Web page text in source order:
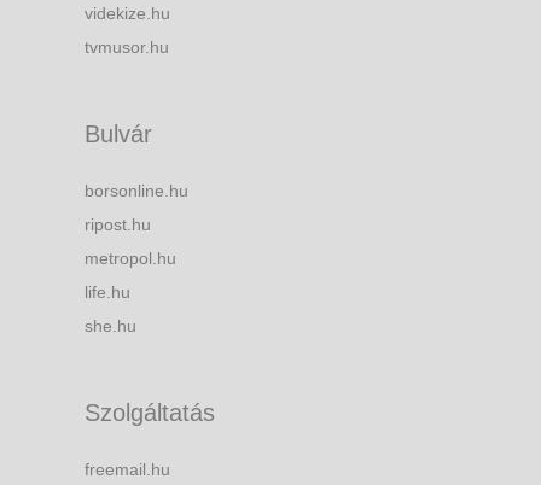
videkize.hu
tvmusor.hu
Bulvár
borsonline.hu
ripost.hu
metropol.hu
life.hu
she.hu
Szolgáltatás
freemail.hu